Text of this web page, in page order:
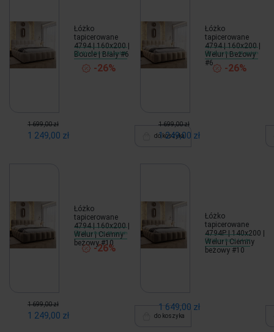
Łóżko
tapicerowane
4794 | 160x200 |
Boucle | Biały #6
Wysyłka w 48 godzin
-26%
1 249,00 zł
1 699,00 zł
do koszyka
Łóżko
tapicerowane
4794 | 160x200 |
Welur | Beżowy
#6
Wysyłka w 48 godzin
-26%
1 249,00 zł
1 699,00 zł
Łóżko
tapicerowane
4794 | 160x200 |
Welur | Ciemny
beżowy #10
Wysyłka w 48 godzin
-26%
1 249,00 zł
1 699,00 zł
do koszyka
Łóżko
tapicerowane
4794P | 140x200 |
Welur | Ciemny
beżowy #10
Wysyłka w 14 dni
1 649,00 zł